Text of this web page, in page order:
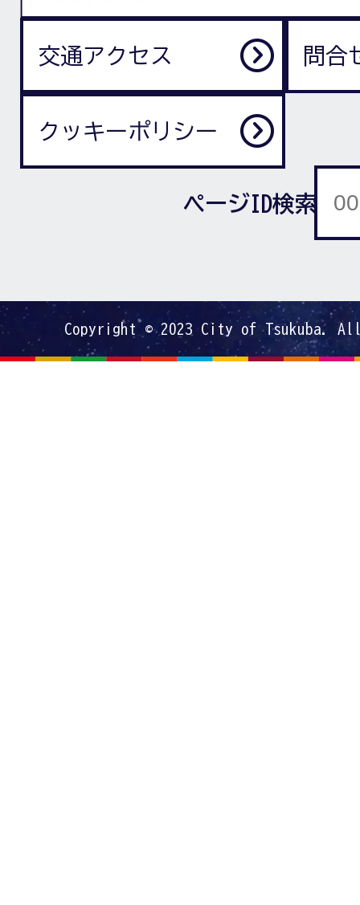
交通アクセス 問合
クッキーポリシー
ページID検索
Copyright © 2023 City of Tsukuba.